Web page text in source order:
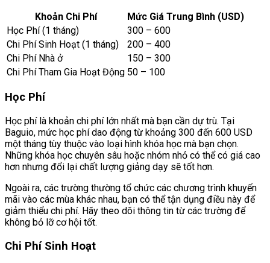
Khoản Chi Phí
Mức Giá Trung Bình (USD)
Học Phí (1 tháng)
300 – 600
Chi Phí Sinh Hoạt (1 tháng)
200 – 400
Chi Phí Nhà ở
150 – 300
Chi Phí Tham Gia Hoạt Động 50 – 100
Học Phí
Học phí là khoản chi phí lớn nhất mà bạn cần dự trù. Tại
Baguio, mức học phí dao động từ khoảng 300 đến 600 USD
một tháng tùy thuộc vào loại hình khóa học mà bạn chọn.
Những khóa học chuyên sâu hoặc nhóm nhỏ có thể có giá cao
hơn nhưng đổi lại chất lượng giảng dạy sẽ tốt hơn.
Ngoài ra, các trường thường tổ chức các chương trình khuyến
mãi vào các mùa khác nhau, bạn có thể tận dụng điều này để
giảm thiểu chi phí. Hãy theo dõi thông tin từ các trường để
không bỏ lỡ cơ hội tốt.
Chi Phí Sinh Hoạt